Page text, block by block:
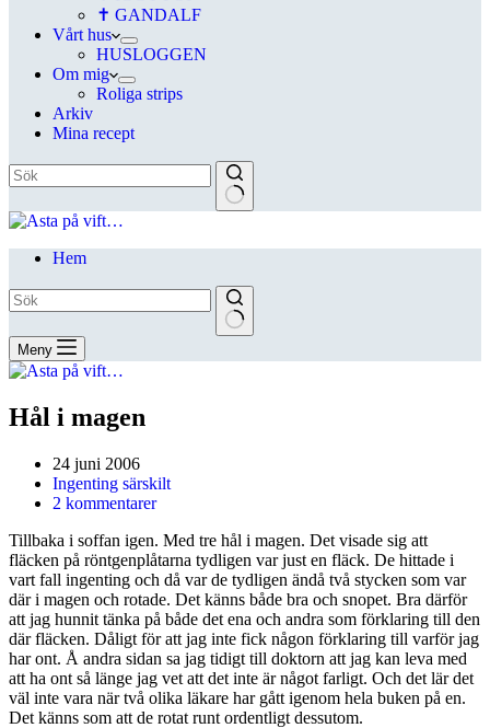
✝ GANDALF
Vårt hus
HUSLOGGEN
Om mig
Roliga strips
Arkiv
Mina recept
Hem
Meny
Hål i magen
24 juni 2006
Ingenting särskilt
2 kommentarer
Tillbaka i soffan igen. Med tre hål i magen. Det visade sig att
fläcken på röntgenplåtarna tydligen var just en fläck. De hittade i
vart fall ingenting och då var de tydligen ändå två stycken som var
där i magen och rotade. Det känns både bra och snopet. Bra därför
att jag hunnit tänka på både det ena och andra som förklaring till den
där fläcken. Dåligt för att jag inte fick någon förklaring till varför jag
har ont. Å andra sidan sa jag tidigt till doktorn att jag kan leva med
att ha ont så länge jag vet att det inte är något farligt. Och det lär det
väl inte vara när två olika läkare har gått igenom hela buken på en.
Det känns som att de rotat runt ordentligt dessutom.